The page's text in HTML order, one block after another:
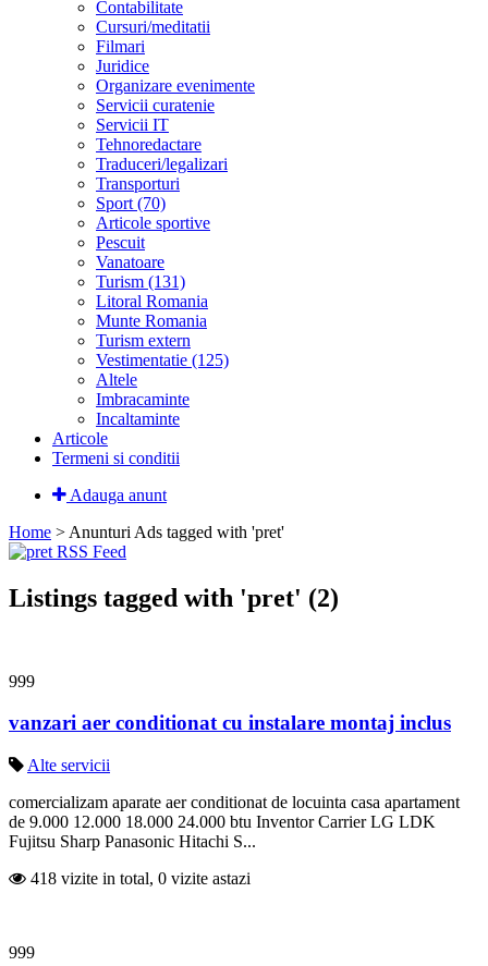
Contabilitate
Cursuri/meditatii
Filmari
Juridice
Organizare evenimente
Servicii curatenie
Servicii IT
Tehnoredactare
Traduceri/legalizari
Transporturi
Sport (70)
Articole sportive
Pescuit
Vanatoare
Turism (131)
Litoral Romania
Munte Romania
Turism extern
Vestimentatie (125)
Altele
Imbracaminte
Incaltaminte
Articole
Termeni si conditii
Adauga anunt
Home > Anunturi Ads tagged with 'pret'
Listings tagged with 'pret' (2)
999
vanzari aer conditionat cu instalare montaj inclus
Alte servicii
comercializam aparate aer conditionat de locuinta casa apartament
de 9.000 12.000 18.000 24.000 btu Inventor Carrier LG LDK
Fujitsu Sharp Panasonic Hitachi S...
418 vizite in total, 0 vizite astazi
999